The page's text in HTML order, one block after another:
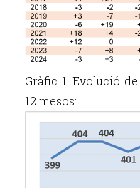
Gràfic 1: Evolució
12 mesos: